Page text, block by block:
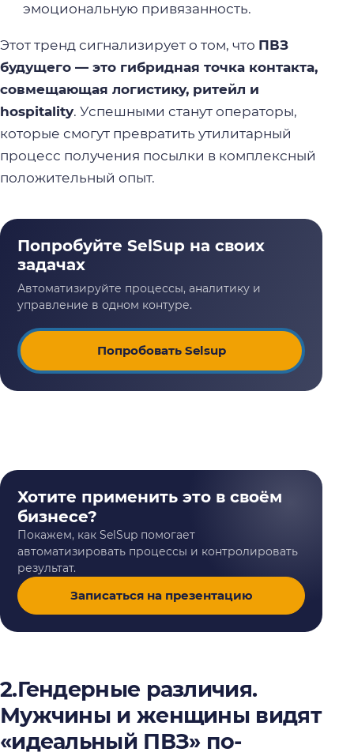
эмоциональную привязанность.
Этот тренд сигнализирует о том, что ПВЗ
будущего — это гибридная точка контакта,
совмещающая логистику, ритейл и
hospitality. Успешными станут операторы,
которые смогут превратить утилитарный
процесс получения посылки в комплексный
положительный опыт.
Попробовать Selsup
Хотите применить это в своём
бизнесе?
Покажем, как SelSup помогает
автоматизировать процессы и контролировать
результат.
Записаться на презентацию
2.Гендерные различия.
Мужчины и женщины видят
«идеальный ПВЗ» по-